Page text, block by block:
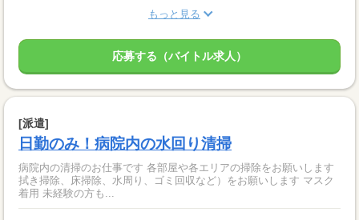
もっと見る
応募する（バイトル求人）
[派遣]
日勤のみ！病院内の水回り清掃
病院内の清掃のお仕事です 各部屋や各エリアの掃除をお願いします
拭き掃除、床掃除、水周り、ゴミ回収など）をお願いします マスク
着用 未経験の方も...